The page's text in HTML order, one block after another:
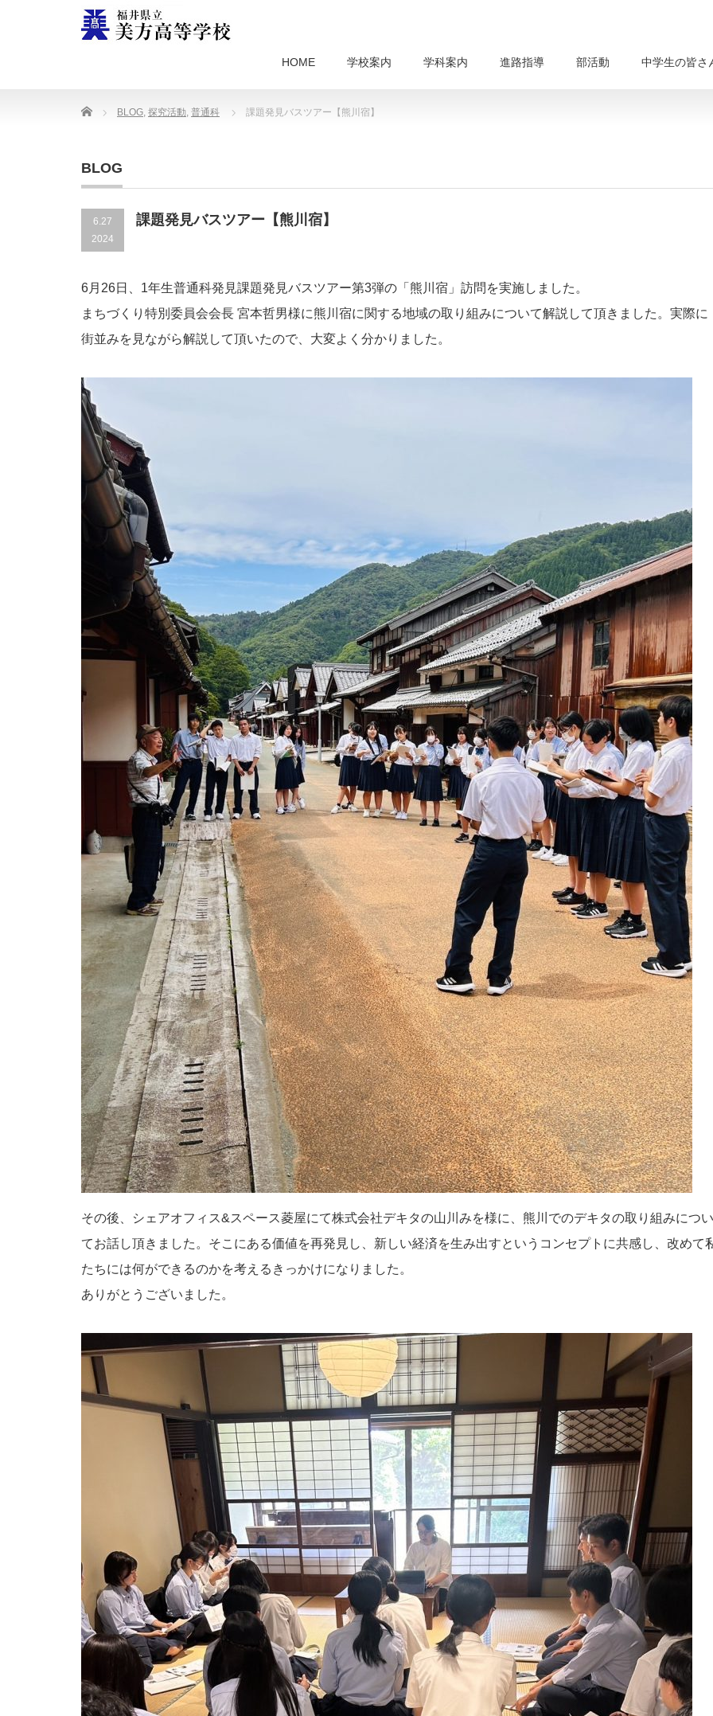
HOME 学校案内 学科案内 進路指導 部活動 中学生の皆さ
Home BLOG, 探究活動, 普通科 課題発見バスツアー【熊川宿】
BLOG
6.27
2024
課題発見バスツアー【熊川宿】
6月26日、1年生普通科発見課題発見バスツアー第3弾の「熊川宿」訪問を実施しました。
まちづくり特別委員会会長 宮本哲男様に熊川宿に関する地域の取り組みについて解説して頂きました。実際に
街並みを見ながら解説して頂いたので、大変よく分かりました。
その後、シェアオフィス&スペース菱屋にて株式会社デキタの山川みを様に、熊川でのデキタの取り組みについ
てお話し頂きました。そこにある価値を再発見し、新しい経済を生み出すというコンセプトに共感し、改めて
たちには何ができるのかを考えるきっかけになりました。
ありがとうございました。